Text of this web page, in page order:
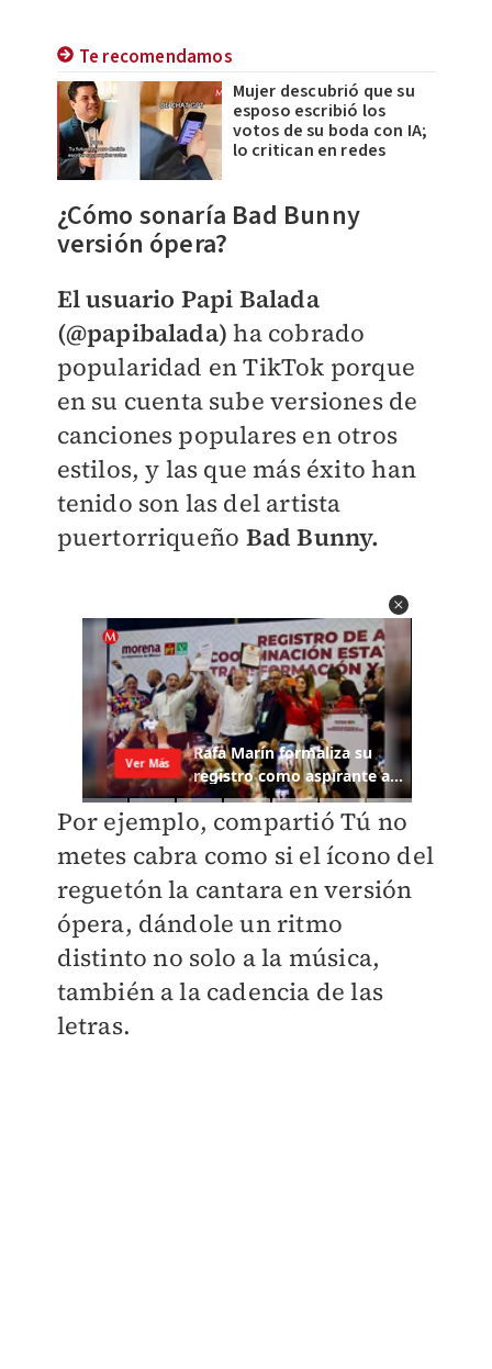
Te recomendamos
Mujer descubrió que su
esposo escribió los
votos de su boda con IA;
lo critican en redes
¿Cómo sonaría Bad Bunny
versión ópera?
El usuario Papi Balada
(@papibalada) ha cobrado
popularidad en TikTok porque
en su cuenta sube versiones de
canciones populares en otros
estilos, y las que más éxito han
tenido son las del artista
puertorriqueño Bad Bunny.
Por ejemplo, compartió Tú no
metes cabra como si el ícono del
reguetón la cantara en versión
ópera, dándole un ritmo
distinto no solo a la música,
también a la cadencia de las
letras.